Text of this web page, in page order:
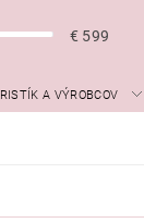
€ 599
A VÝROBCOV